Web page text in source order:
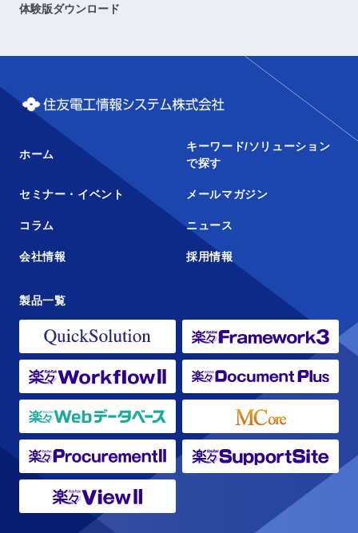
体験版ダウンロード
ホーム
キーワード/ソリューション
で探す
セミナー・イベント メールマガジン
コラム ニュース
会社情報 採用情報
製品一覧